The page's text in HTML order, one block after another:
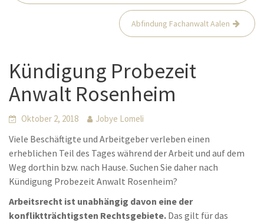
Abfindung Fachanwalt Aalen
Kündigung Probezeit
Anwalt Rosenheim
Oktober 2, 2018 Jobye Lomeli
Viele Beschäftigte und Arbeitgeber verleben einen
erheblichen Teil des Tages während der Arbeit und auf dem
Weg dorthin bzw. nach Hause. Suchen Sie daher nach
Kündigung Probezeit Anwalt Rosenheim?
Arbeitsrecht ist unabhängig davon eine der
konfliktträchtigsten Rechtsgebiete. Das gilt für das